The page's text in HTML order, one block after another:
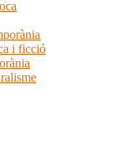
i ficció